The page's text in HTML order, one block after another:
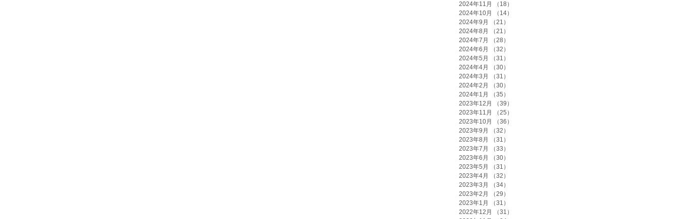
2024年11月
（18）
2024年10月
（14）
2024年9月
（21）
2024年8月
（21）
2024年7月
（28）
2024年6月
（32）
2024年5月
（31）
2024年4月
（30）
2024年3月
（31）
2024年2月
（30）
2024年1月
（35）
2023年12月
（39）
2023年11月
（25）
2023年10月
（36）
2023年9月
（32）
2023年8月
（31）
2023年7月
（33）
2023年6月
（30）
2023年5月
（31）
2023年4月
（32）
2023年3月
（34）
2023年2月
（29）
2023年1月
（31）
2022年12月
（31）